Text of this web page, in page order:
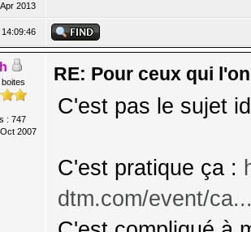
2013
: 747
2007
RE: Pour ceux qui
C'est pas le sujet
C'est pratique ça :
dtm.com/event/